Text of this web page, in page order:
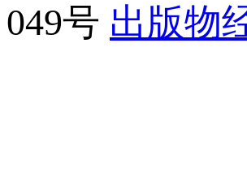
049号 出版物